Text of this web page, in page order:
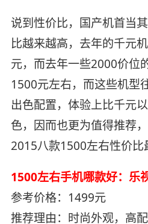
说到性价比，国产机首当
比越来越高，去年的千元
元，而去年一些2000价位
1500元左右，而这些机型
出色配置，体验上比千元
色，因而也更为值得推荐
2015八款1500左右性价比
1500左右手机哪款好：乐
参考价格：1499元
推荐理由：时尚外观，高